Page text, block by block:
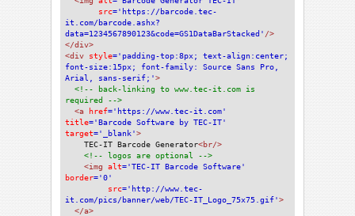
src='https://barcode.tec-
it.com/barcode.ashx?
data=1234567890123&code=GS1DataBarStacked' />
</div>
<div style='padding-top:8px; text-align:center;
font-size:15px; font-family: Source Sans Pro,
Arial, sans-serif;'>
<!-- back-linking to www.tec-it.com is
required -->
<a href='https://www.tec-it.com'
title='Barcode Software by TEC-IT'
target='_blank'>
TEC-IT Barcode Generator<br/>
<!-- logos are optional -->
<img alt='TEC-IT Barcode Software'
border='0'
src='http://www.tec-
it.com/pics/banner/web/TEC-IT_Logo_75x75.gif'>
</a>